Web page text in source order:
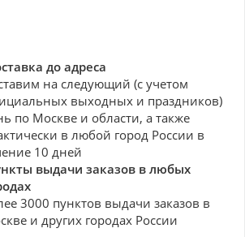
до адреса
на следующий (с учетом
выходных и праздников)
по Москве и области, а также
в любой город России в
10 дней
выдачи заказов в любых
3000 пунктов выдачи заказов в
и других городах России